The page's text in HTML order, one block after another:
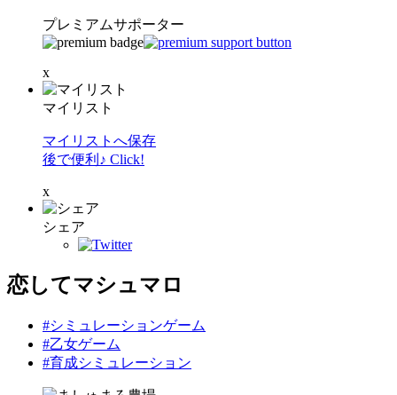
プレミアムサポーター
x
マイリスト
マイリストへ保存
後で便利♪ Click!
x
シェア
恋してマシュマロ
#シミュレーションゲーム
#乙女ゲーム
#育成シミュレーション